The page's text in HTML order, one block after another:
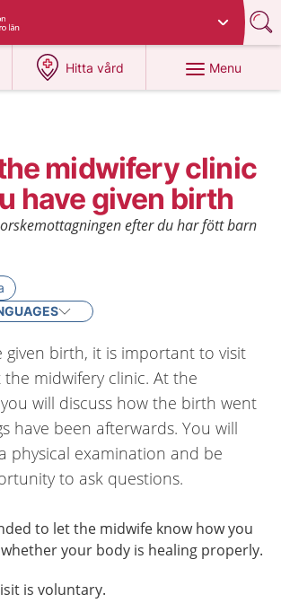
1177region
Hitta vård
at 1177.se
Menu
midwifery clinic
have given birth
efter du har fött barn
given birth, it is important to visit
midwifery clinic. At the
will discuss how the birth went
have been afterwards. You will
physical examination and be
to ask questions.
to let the midwife know how you
your body is healing properly.
is voluntary.